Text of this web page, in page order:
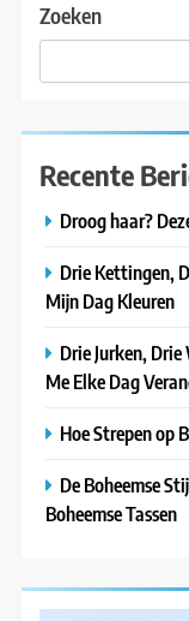
Zoeken
Recente
Droog haar?
Drie Kettingen,
Mijn Dag Kleuren
Drie Jurken,
Me Elke Dag
Hoe Strepen op
De Boheemse
Boheemse Tassen